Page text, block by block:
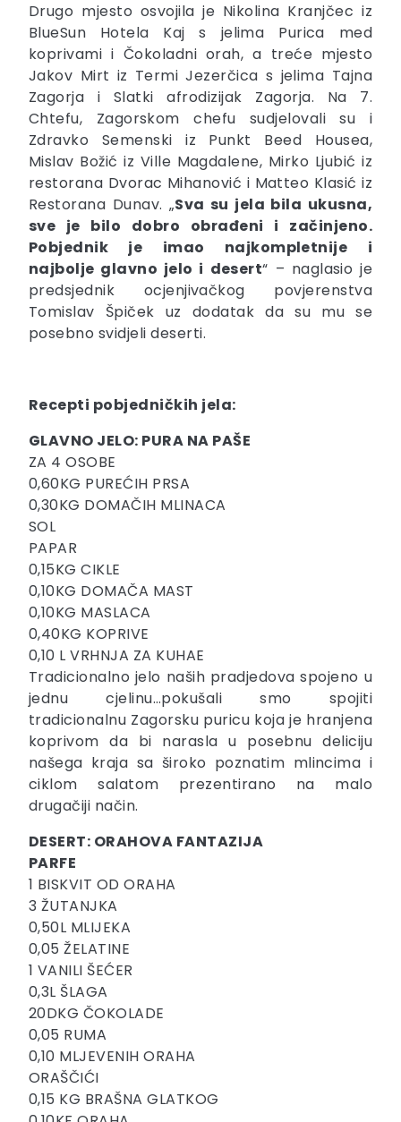
Drugo mjesto osvojila je Nikolina Kranjčec iz
BlueSun Hotela Kaj s jelima Purica med
koprivami i Čokoladni orah, a treće mjesto
Jakov Mirt iz Termi Jezerčica s jelima Tajna
Zagorja i Slatki afrodizijak Zagorja. Na 7.
Chtefu, Zagorskom chefu sudjelovali su i
Zdravko Semenski iz Punkt Beed Housea,
Mislav Božić iz Ville Magdalene, Mirko Ljubić iz
restorana Dvorac Mihanović i Matteo Klasić iz
Restorana Dunav. „Sva su jela bila ukusna,
sve je bilo dobro obrađeni i začinjeno.
Pobjednik je imao najkompletnije i
najbolje glavno jelo i desert“ – naglasio je
predsjednik ocjenjivačkog povjerenstva
Tomislav Špiček uz dodatak da su mu se
posebno svidjeli deserti.
Recepti pobjedničkih jela:
GLAVNO JELO: PURA NA PAŠE
ZA 4 OSOBE
0,60KG PUREĆIH PRSA
0,30KG DOMAČIH MLINACA
SOL
PAPAR
0,15KG CIKLE
0,10KG DOMAČA MAST
0,10KG MASLACA
0,40KG KOPRIVE
0,10 L VRHNJA ZA KUHAE
Tradicionalno jelo naših pradjedova spojeno u
jednu cjelinu…pokušali smo spojiti
tradicionalnu Zagorsku puricu koja je hranjena
koprivom da bi narasla u posebnu deliciju
našega kraja sa široko poznatim mlincima i
ciklom salatom prezentirano na malo
drugačiji način.
DESERT: ORAHOVA FANTAZIJA
PARFE
1 BISKVIT OD ORAHA
3 ŽUTANJKA
0,50L MLIJEKA
0,05 ŽELATINE
1 VANILI ŠEĆER
0,3L ŠLAGA
20DKG ČOKOLADE
0,05 RUMA
0,10 MLJEVENIH ORAHA
ORAŠČIĆI
0,15 KG BRAŠNA GLATKOG